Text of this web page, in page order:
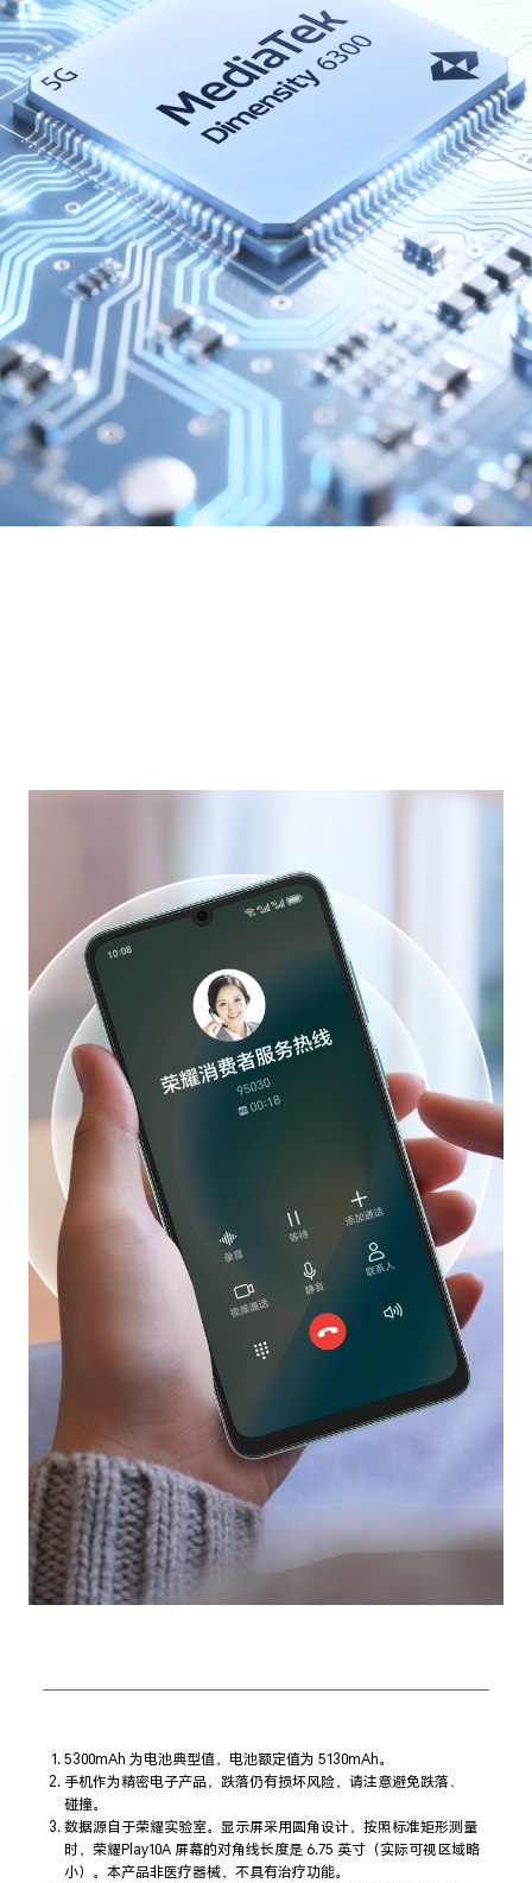
5300mAh 为电池典型值，电池额定值为 5130mAh。
手机作为精密电子产品，跌落仍有损坏风险，请注意避免跌落、
碰撞。
数据源自于荣耀实验室。显示屏采用圆角设计，按照标准矩形测量
时，荣耀Play10A 屏幕的对角线长度是 6.75 英寸（实际可视区域略
小）。本产品非医疗器械，不具有治疗功能。